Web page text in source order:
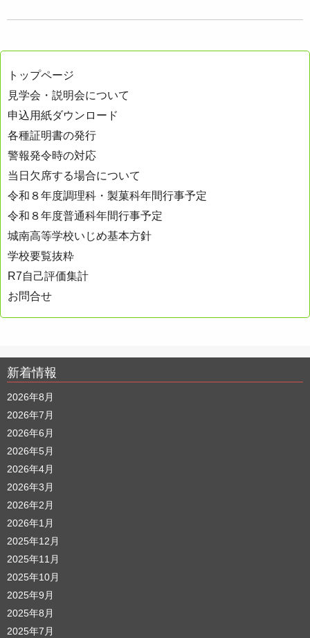
トップページ
見学会・説明会について
申込用紙ダウンロード
各種証明書の発行
警報発令時の対応
当日欠席する場合について
令和８年度調理科・製菓科年間行事予定
令和８年度普通科年間行事予定
城南高等学校いじめ基本方針
学校要覧抜粋
R7自己評価集計
お問合せ
新着情報
2026年8月
2026年7月
2026年6月
2026年5月
2026年4月
2026年3月
2026年2月
2026年1月
2025年12月
2025年11月
2025年10月
2025年9月
2025年8月
2025年7月